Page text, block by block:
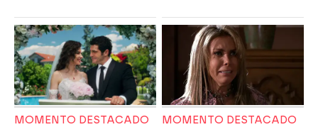
MOMENTO DESTACADO MOMENTO DESTACADO